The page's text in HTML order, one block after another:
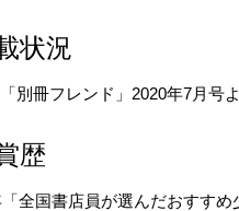
状況
別冊フレンド」2020年7月号よ
歴
全国書店員が選んだおすすめ